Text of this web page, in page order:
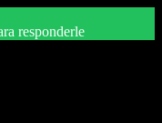
responderle